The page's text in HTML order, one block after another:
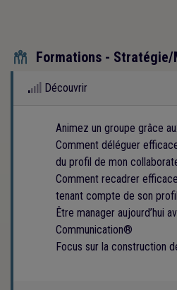
 Formations - Stratégie/
Découvrir
Animez un groupe grâce
Comment déléguer
du profil de mon
Comment recadrer
tenant compte de son
Être manager aujourd’hui
Communication®
Focus sur la construction